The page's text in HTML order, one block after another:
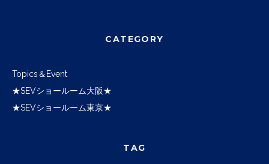
CATEGORY
Topics＆Event
★SEVショールーム大阪★
★SEVショールーム東京★
TAG